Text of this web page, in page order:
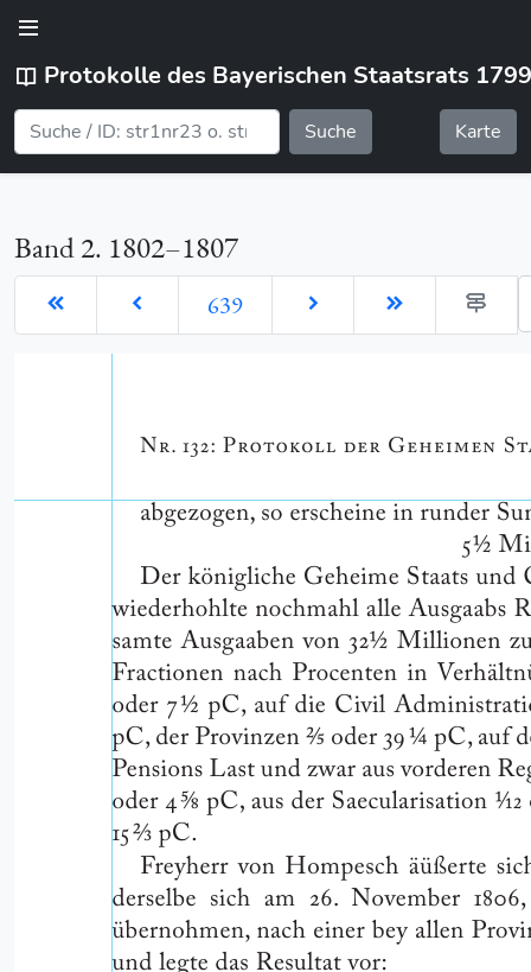
Protokolle des Bayerischen Staatsrats
Suche Karte
Band 2. 1802–1807
639